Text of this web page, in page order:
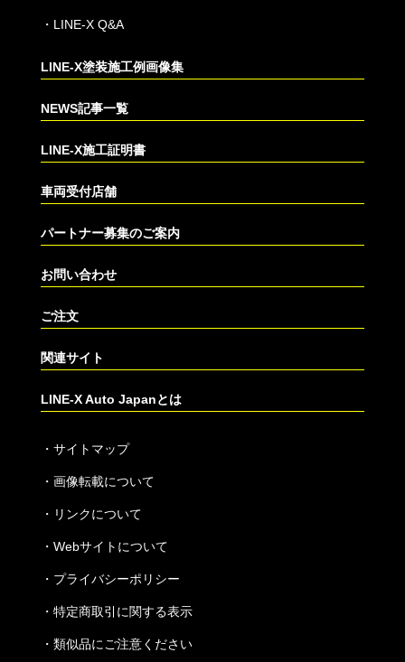
・ LINE-X Q&A
LINE-X塗装施工例画像集
NEWS記事一覧
LINE-X施工証明書
車両受付店舗
パートナー募集のご案内
お問い合わせ
ご注文
関連サイト
LINE-X Auto Japanとは
・ サイトマップ
・ 画像転載について
・ リンクについて
・ Webサイトについて
・ プライバシーポリシー
・ 特定商取引に関する表示
・ 類似品にご注意ください